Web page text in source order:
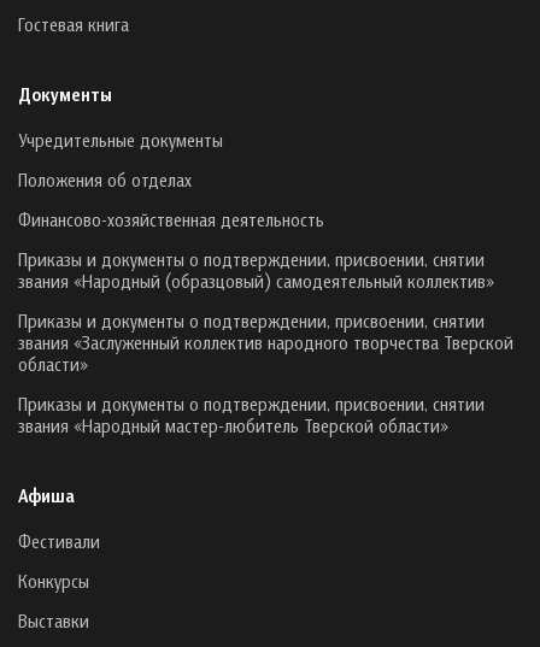
Гостевая книга
Документы
Учредительные документы
Положения об отделах
Финансово-хозяйственная деятельность
Приказы и документы о подтверждении, присвоении, снятии
звания «Народный (образцовый) самодеятельный коллектив»
Приказы и документы о подтверждении, присвоении, снятии
звания «Заслуженный коллектив народного творчества Тверской
области»
Приказы и документы о подтверждении, присвоении, снятии
звания «Народный мастер-любитель Тверской области»
Афиша
Фестивали
Конкурсы
Выставки